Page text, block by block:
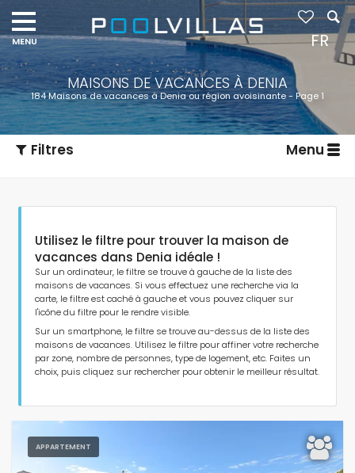
MAISONS DE VACANCES À DENIA
184 Maisons de vacances à Denia ou région avoisinante - Page 1
Filtres Menu
Type d'hébergement
Personnes
Chambres
Salles de bains
Utilisez le filtre pour trouver la maison de
vacances dans Denia idéale !
Sur un ordinateur, le filtre se trouve à gauche de la liste des
maisons de vacances. Si vous effectuez une recherche via la
carte, le filtre est caché à gauche et vous pouvez cliquer sur
l'icône du filtre pour le rendre visible.
Sur un smartphone, le filtre se trouve au-dessus de la liste des
maisons de vacances. Utilisez le filtre pour affiner votre recherche
par zone, nombre de personnes, type de logement, etc. Faites un
choix, puis cliquez sur rechercher pour obtenir le meilleur résultat.
APPARTEMENT
FR